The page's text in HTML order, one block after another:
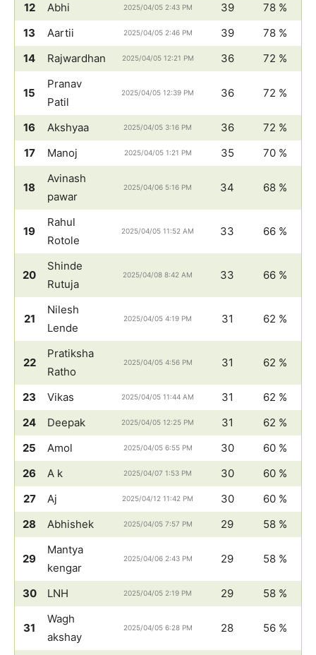
12 Abhi 2025/04/05 2:43 PM 39
78 %
13
Aartii 2025/04/05 2:46 PM 39
78 %
14
Rajwardhan 2025/04/05 12:21 PM 36 72 %
15
Pranav
Patil
2025/04/05 12:39 PM 36 72 %
16 Akshyaa 2025/04/05 3:16 PM 36
72 %
17
Manoj 2025/04/05 1:21 PM 35 70 %
18
Avinash
pawar
2025/04/06 5:16 PM 34 68 %
19
Rahul
Rotole
2025/04/05 11:52 AM 33 66 %
20
Shinde
Rutuja
2025/04/08 8:42 AM 33 66 %
21
Nilesh
Lende
2025/04/05 4:19 PM 31 62 %
22
Pratiksha
Ratho
2025/04/05 4:56 PM 31 62 %
23 Vikas 2025/04/05 11:44 AM 31
62 %
24
Deepak 2025/04/05 12:25 PM 31
62 %
25
Amol 2025/04/05 6:55 PM 30
60 %
26
A k 2025/04/07 1:53 PM 30
60 %
27
Aj 2025/04/12 11:42 PM 30
60 %
28
Abhishek 2025/04/05 7:57 PM 29 58 %
29
Mantya
kengar
2025/04/06 2:43 PM 29 58 %
30 LNH 2025/04/05 2:19 PM 29 58 %
31
Wagh
akshay
2025/04/05 6:28 PM 28 56 %